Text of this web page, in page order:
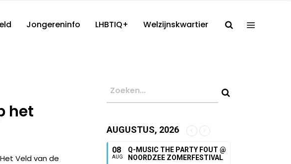
Jongereninfo LHBTIQ+ Welzijnskwartier
het
Veld van de
AUGUSTUS, 2026
08
AUG
Q-MUSIC THE PARTY FOUT @
NOORDZEE ZOMERFESTIVAL